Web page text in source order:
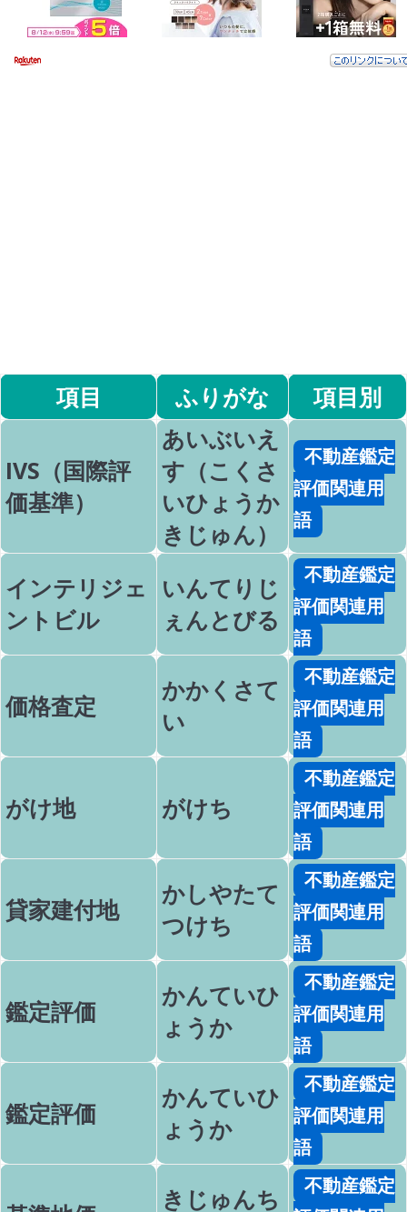
項目 ふりがな 項目別
IVS（国際評
価基準）
あいぶいえ
す（こくさ
いひょうか
きじゅん）
不動産鑑定
評価関連用
語
インテリジェ
ントビル
いんてりじ
ぇんとびる
不動産鑑定
評価関連用
語
価格査定
かかくさて
い
不動産鑑定
評価関連用
語
がけ地 がけち
不動産鑑定
評価関連用
語
貸家建付地
かしやたて
つけち
不動産鑑定
評価関連用
語
鑑定評価
かんていひ
ょうか
不動産鑑定
評価関連用
語
鑑定評価
かんていひ
ょうか
不動産鑑定
評価関連用
語
きじゅんち
不動産鑑定